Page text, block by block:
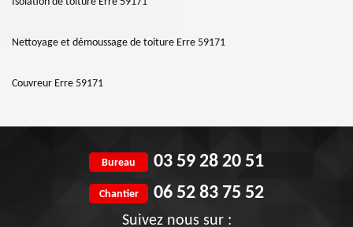
Nettoyage et démoussage de toiture Erre 59171
Couvreur Erre 59171
Bureau 03 59 28 20 51
Chantier 06 52 83 75 52
Suivez nous sur :